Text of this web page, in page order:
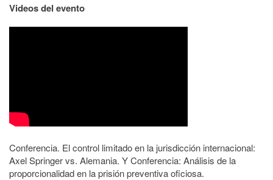
Videos del evento
Conferencia. El control limitado en la jurisdicción internacional:
Axel Springer vs. Alemania. Y Conferencia: Análisis de la
proporcionalidad en la prisión preventiva oficiosa.